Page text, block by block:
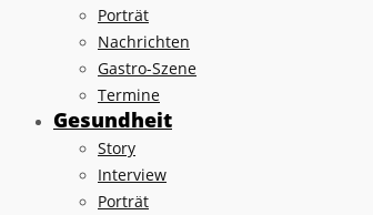
Porträt
Nachrichten
Gastro-Szene
Termine
Gesundheit
Story
Interview
Porträt